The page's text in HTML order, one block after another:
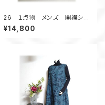
26 １点物 メンズ 開襟シャ
ツ アロハシャツ 大きいサイ
ズ 2種類の浴衣 格子柄 紅
¥14,800